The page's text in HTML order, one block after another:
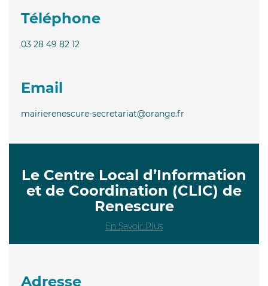
Téléphone
03 28 49 82 12
Email
mairierenescure-secretariat@orange.fr
Le Centre Local d’Information
et de Coordination (CLIC) de
Renescure
En Savoir Plus
Adresse